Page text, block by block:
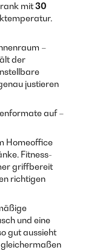
mit30
–
der
justieren
auf –
Homeoffice
Fitness-
griffbereit
richtigen
und eine
gut aussieht